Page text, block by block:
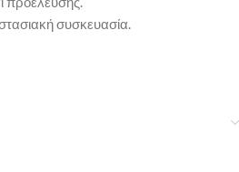
συσκευασία.